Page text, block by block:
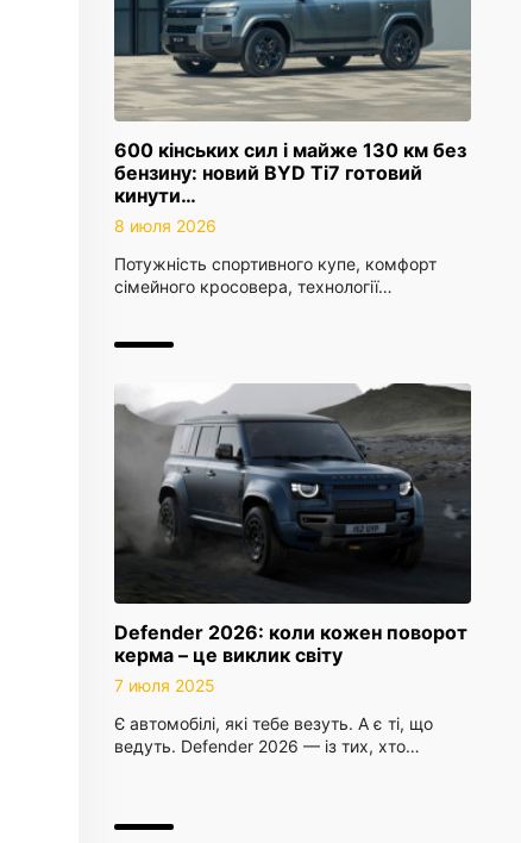
600 кінських сил і майже 130 км без
бензину: новий BYD Ti7 готовий
кинути…
8 июля 2026
Потужність спортивного купе, комфорт
сімейного кросовера, технології…
Defender 2026: коли кожен поворот
керма – це виклик світу
7 июля 2025
Є автомобілі, які тебе везуть. А є ті, що
ведуть. Defender 2026 — із тих, хто…